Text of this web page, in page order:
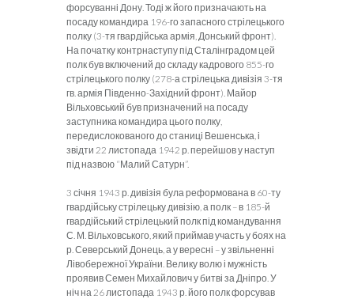
форсуванні Дону. Тоді ж його призначають на
посаду командира 196-го запасного стрілецького
полку (3-тя гвардійська армія, Донський фронт).
На початку контрнаступу під Сталінградом цей
полк був включений до складу кадрового 855-го
стрілецького полку (278-а стрілецька дивізія 3-тя
гв. армія Південно-Західний фронт). Майор
Вільховський був призначений на посаду
заступника командира цього полку,
передислокованого до станиці Вешенська, і
звідти 22 листопада 1942 р. перейшов у наступ
під назвою “Малий Сатурн”.
3 січня 1943 р. дивізія була реформована в 60-ту
гвардійську стрілецьку дивізію, а полк – в 185-й
гвардійський стрілецький полк під командування
С. М. Вільховського, який приймав участь у боях на
р. Северський Донець, а у вересні – у звільненні
Лівобережної України. Велику волю і мужність
проявив Семен Михайлович у битві за Дніпро. У
ніч на 26 листопада 1943 р. його полк форсував